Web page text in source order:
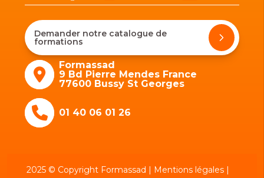
Demander notre catalogue de
formations
Formassad
9 Bd Pierre Mendes France
77600 Bussy St Georges
01 40 06 01 26
2025 © Copyright Formassad | Mentions légales|